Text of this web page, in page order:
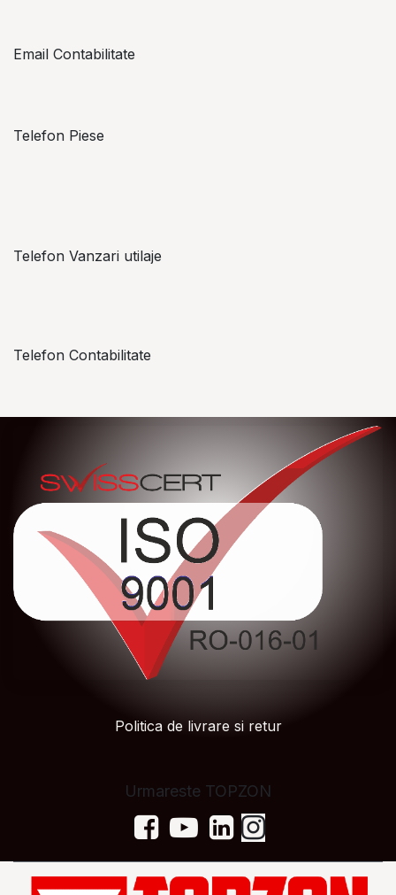
Politica de livrare si retur
Urmareste TOPZON
Email Contabilitate
Telefon Piese
Telefon Vanzari utilaje
Telefon Contabilitate